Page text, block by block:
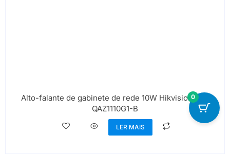
Alto-falante de gabinete de rede 10W Hikvision DS-
QAZ1110G1-B
LER MAIS
0